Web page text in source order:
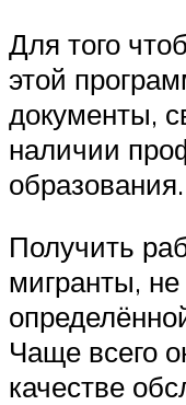
Для того
этой
документы,
наличии
образования.
Получить
мигранты,
Чаще всего
качестве